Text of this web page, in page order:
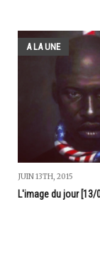
A LA UNE
JUIN 13TH, 2015
L'image du jour [13/